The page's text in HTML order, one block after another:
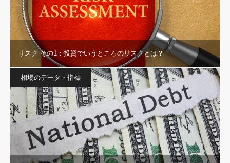
リスク その1：投資でいうところのリスクとは？
相場のデータ・指標